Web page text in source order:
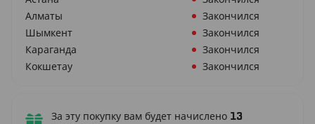
Алматы
Закончился
Шымкент
Закончился
Караганда
Закончился
Кокшетау
Закончился
За эту покупку вам будет начислено 13